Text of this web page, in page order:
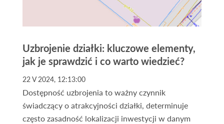
Uzbrojenie działki: kluczowe elementy,
jak je sprawdzić i co warto wiedzieć?
22 V 2024, 12:13:00
Dostępność uzbrojenia to ważny czynnik
świadczący o atrakcyjności działki, determinuje
często zasadność lokalizacji inwestycji w danym